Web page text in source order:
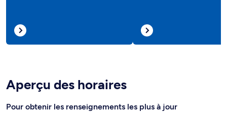
Aperçu des horaires
Pour obtenir les renseignements les plus à jour